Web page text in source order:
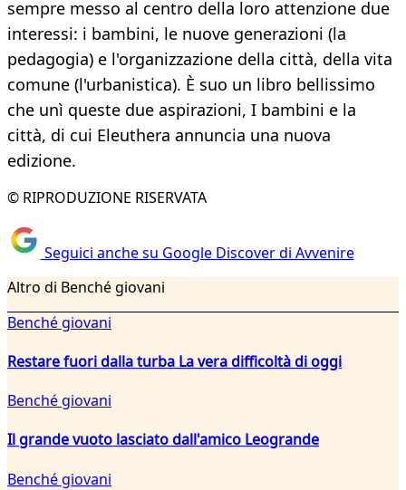
sempre messo al centro della loro attenzione due
interessi: i bambini, le nuove generazioni (la
pedagogia) e l'organizzazione della città, della vita
comune (l'urbanistica). È suo un libro bellissimo
che unì queste due aspirazioni, I bambini e la
città, di cui Eleuthera annuncia una nuova
edizione.
© RIPRODUZIONE RISERVATA
Seguici anche su Google Discover di Avvenire
Altro di Benché giovani
Benché giovani
Restare fuori dalla turba La vera difficoltà di oggi
Benché giovani
Il grande vuoto lasciato dall'amico Leogrande
Benché giovani